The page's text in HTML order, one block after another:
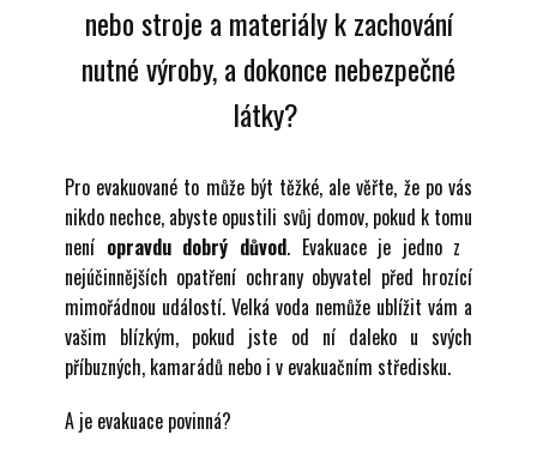
nebo stroje a materiály k zachování
nutné výroby, a dokonce nebezpečné
látky?
Pro evakuované to může být těžké, ale věřte, že po vás
nikdo nechce, abyste opustili svůj domov, pokud k tomu
není opravdu dobrý důvod. Evakuace je jedno z ​
nejúčinnějších opatření ochrany obyvatel před hrozící
mimořádnou událostí. Velká voda nemůže ublížit vám a
vašim blízkým, pokud jste od ní daleko u svých
příbuzných, kamarádů nebo i v evakuačním středisku.
A je evakuace povinná?